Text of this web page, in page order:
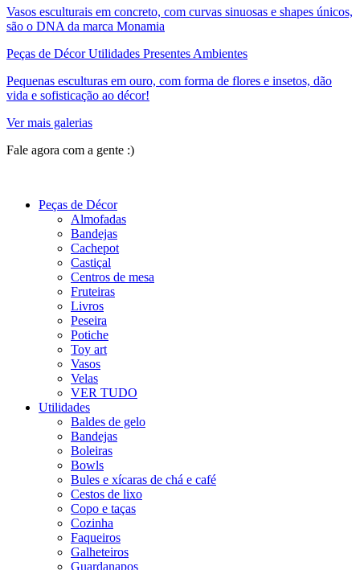
Vasos esculturais em concreto, com curvas sinuosas e shapes únicos,
são o DNA da marca Monamia
Peças de Décor Utilidades Presentes Ambientes
Pequenas esculturas em ouro, com forma de flores e insetos, dão
vida e sofisticação ao décor!
Ver mais galerias
Fale agora com a gente :)
Peças de Décor
Almofadas
Bandejas
Cachepot
Castiçal
Centros de mesa
Fruteiras
Livros
Peseira
Potiche
Toy art
Vasos
Velas
VER TUDO
Utilidades
Baldes de gelo
Bandejas
Boleiras
Bowls
Bules e xícaras de chá e café
Cestos de lixo
Copo e taças
Cozinha
Faqueiros
Galheteiros
Guardanapos